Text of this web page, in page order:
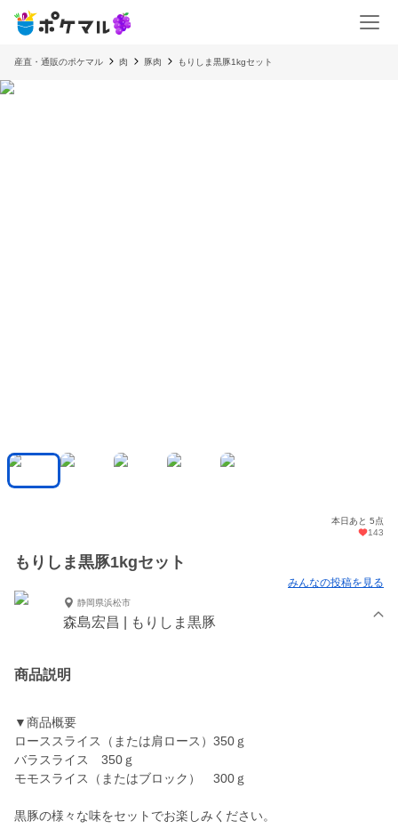
産直・通販のポケマル 肉 豚肉 もりしま黒豚1kgセット
本日あと 5点
143
もりしま黒豚1kgセット
みんなの投稿を見る
静岡県浜松市
森島宏昌 | もりしま黒豚
商品説明
▼商品概要
ローススライス（または肩ロース）350ｇ
バラスライス 350ｇ
モモスライス（またはブロック） 300ｇ
黒豚の様々な味をセットでお楽しみください。